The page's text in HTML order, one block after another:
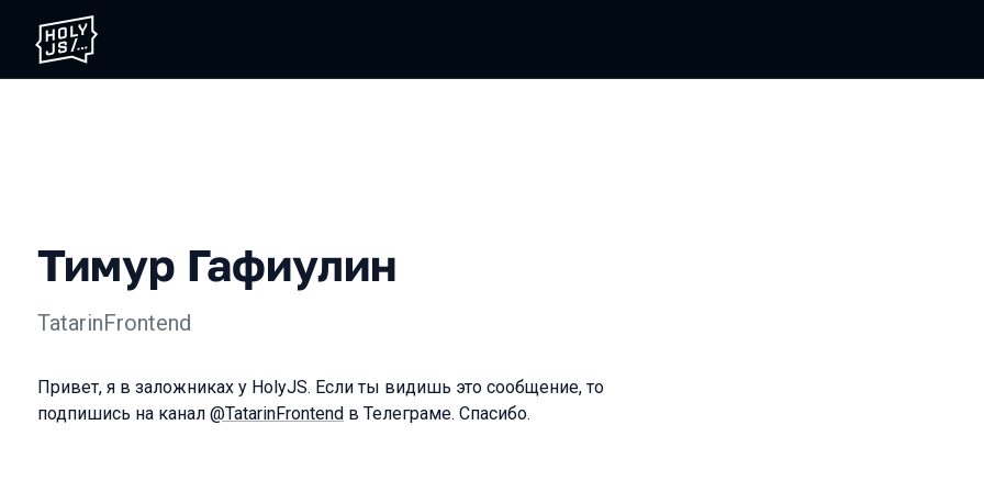
Тимур Гафиулин
TatarinFrontend
Привет, я в заложниках у HolyJS. Если ты видишь это сообщение, то
подпишись на канал @TatarinFrontend в Телеграме. Спасибо.